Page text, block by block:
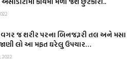
વગર જ શરીર પરના બિનજરૂરી તલ અને મસા
લો આ મફત ઘરેલુ ઉપચાર…
2022